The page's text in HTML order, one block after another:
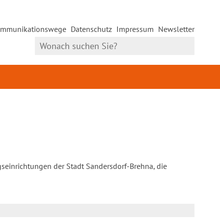
Datenschutz Impressum Newsletter
der Stadt Sandersdorf-Brehna, die